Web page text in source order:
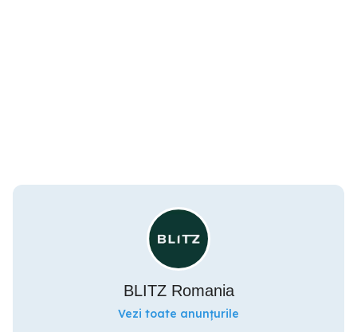
BLITZ Romania
Vezi toate anunțurile